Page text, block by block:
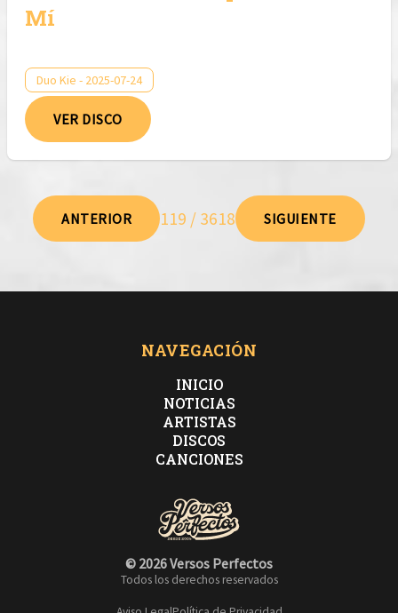
Mí
Duo Kie - 2025-07-24
VER DISCO
ANTERIOR 119 / 3618 SIGUIENTE
NAVEGACIÓN
INICIO
NOTICIAS
ARTISTAS
DISCOS
CANCIONES
© 2026 Versos Perfectos
Todos los derechos reservados